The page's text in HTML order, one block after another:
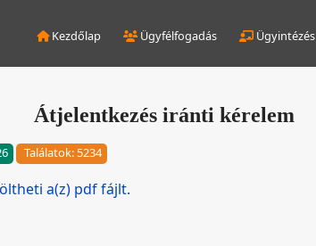
Kezdőlap Ügyfélfogadás Ügyintézés
Átjelentkezés iránti kérelem
Találatok: 5234
a(z) pdf fájlt.